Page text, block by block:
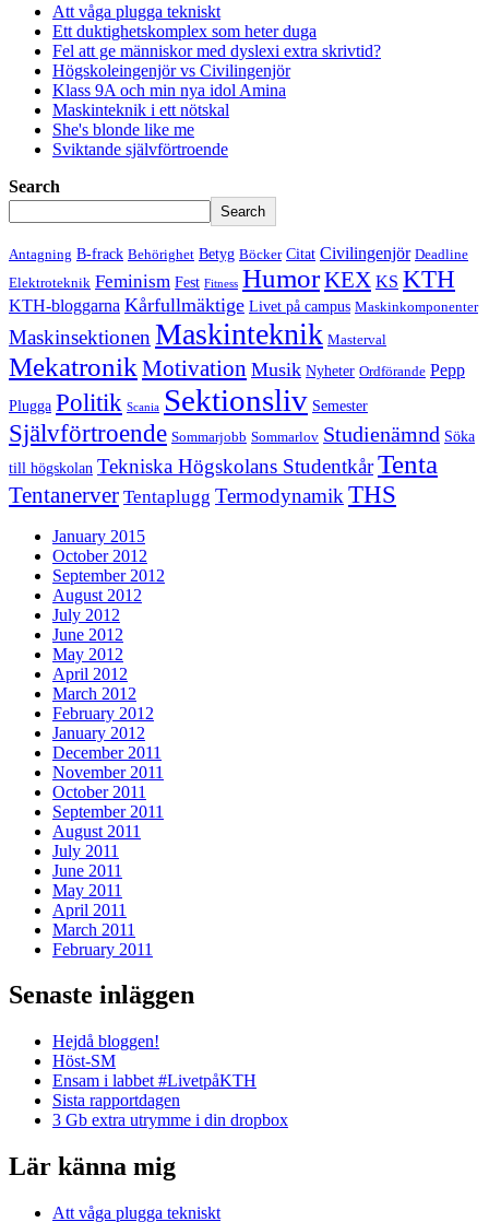
Att våga plugga tekniskt
Ett duktighetskomplex som heter duga
Fel att ge människor med dyslexi extra skrivtid?
Högskoleingenjör vs Civilingenjör
Klass 9A och min nya idol Amina
Maskinteknik i ett nötskal
She's blonde like me
Sviktande självförtroende
Search
Search
Antagning B-frack Behörighet Betyg Böcker Citat Civilingenjör Deadline
Elektroteknik Feminism Fest Fitness HumorKEX KS KTH
KTH-bloggarna Kårfullmäktige Livet på campus Maskinkomponenter
Maskinsektionen Maskinteknik Masterval
Mekatronik Motivation Musik Nyheter Ordförande Pepp
Plugga Politik Scania Sektionsliv Semester
Självförtroende Sommarjobb Sommarlov Studienämnd Söka
till högskolan Tekniska Högskolans StudentkårTenta
Tentanerver Tentaplugg Termodynamik THS
January 2015
October 2012
September 2012
August 2012
July 2012
June 2012
May 2012
April 2012
March 2012
February 2012
January 2012
December 2011
November 2011
October 2011
September 2011
August 2011
July 2011
June 2011
May 2011
April 2011
March 2011
February 2011
Senaste inläggen
Hejdå bloggen!
Höst-SM
Ensam i labbet #LivetpåKTH
Sista rapportdagen
3 Gb extra utrymme i din dropbox
Lär känna mig
Att våga plugga tekniskt